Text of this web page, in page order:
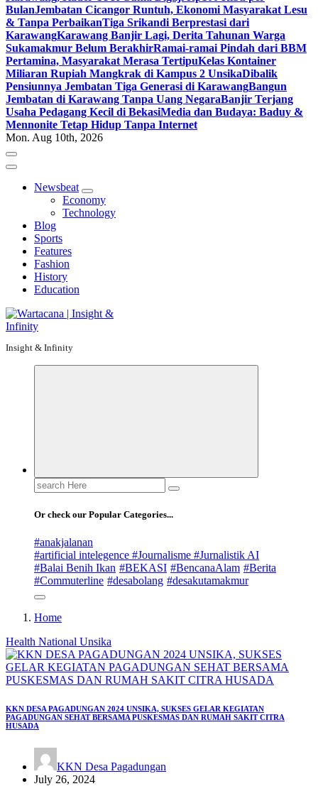
BulanJembatan Cicangor Runtuh, Ekonomi Masyarakat Lesu
& Tanpa PerbaikanTiga Srikandi Berprestasi dari
KarawangKarawang Banjir Lagi, Derita Tahunan Warga
Sukamakmur Belum BerakhirRamai-ramai Pindah dari BBM
Pertamina, Masyarakat Merasa TertipuKelas Kontainer
Miliaran Rupiah Mangkrak di Kampus 2 UnsikaDibalik
Pensiunnya Jembatan Tiga Generasi di KarawangBangun
Jembatan di Karawang Tanpa Uang NegaraBanjir Terjang
Usaha Pedagang Kecil di BekasiMedia dan Budaya: Baduy &
Mennonite Tetap Hidup Tanpa Internet
Mon. Aug 10th, 2026
Newsbeat
Economy
Technology
Blog
Sports
Features
Fashion
History
Education
Insight & Infinity
Search
for:
Or check our Popular Categories...
#anakjalanan
#artificial intelegence #Journalisme #Jurnalistik AI
#Balai Benih Ikan #BEKASI #BencanaAlam #Berita
#Commuterline #desabolang #desakutamakmur
Home
Health National Unsika
KKN DESA PAGADUNGAN 2024 UNSIKA, SUKSES GELAR KEGIATAN
PAGADUNGAN SEHAT BERSAMA PUSKESMAS DAN RUMAH SAKIT CITRA
HUSADA
KKN Desa Pagadungan
July 26, 2024